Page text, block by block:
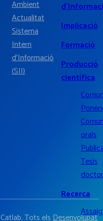
Implicació
Formació
Producció
científica
orals
Tesis
Recerca
Ambient
Actualitat
Sistema
Intern
d'Informació
(SII)
Catlab. Tots elsDesenvolupat